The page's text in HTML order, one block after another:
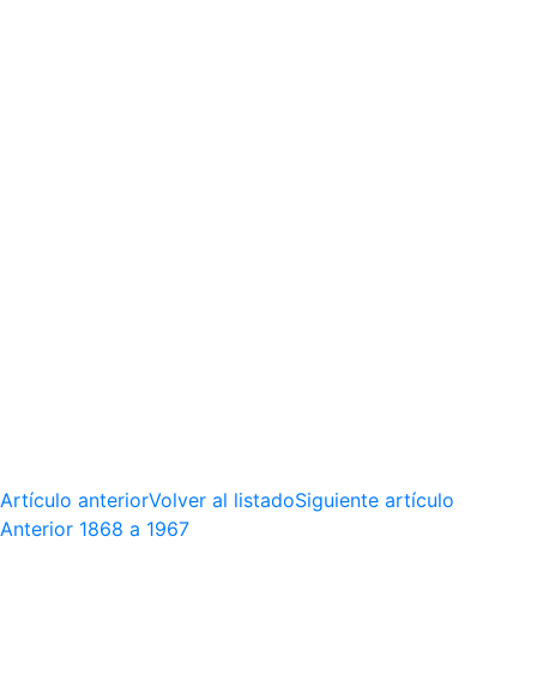
Artículo anteriorVolver al listadoSiguiente artículo
Anterior 1868 a 1967